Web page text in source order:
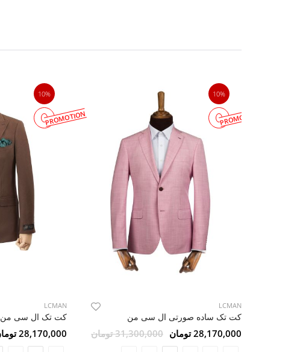
10%
PROMOTION
LCMAN
کت تک ساده صورتی ال سی من
28,170,000 تومان 31,300,000 تومان
10%
PROMOTION
LCMAN
کت تک ال سی من 140
28,170,000 تومان